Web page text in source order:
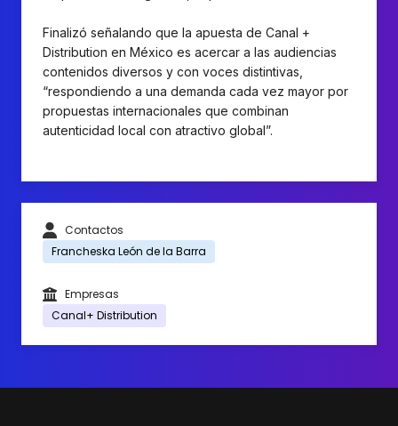
Finalizó señalando que la apuesta de Canal +
Distribution en México es acercar a las audiencias
contenidos diversos y con voces distintivas,
“respondiendo a una demanda cada vez mayor por
propuestas internacionales que combinan
autenticidad local con atractivo global”.
Contactos
Francheska León de la Barra
Empresas
Canal+ Distribution